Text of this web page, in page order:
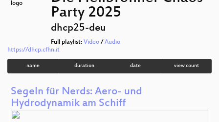
Party 2025
dhcp25-deu
Full playlist:Video /Audio
https://dhcp.cfhn.it
name duration date view count
Segeln für Nerds: Aero- und
Hydrodynamik am Schiff